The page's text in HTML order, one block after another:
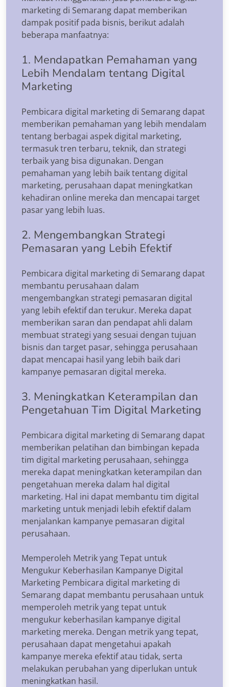
marketing di Semarang dapat memberikan
dampak positif pada bisnis, berikut adalah
beberapa manfaatnya:
1. Mendapatkan Pemahaman yang
Lebih Mendalam tentang Digital
Marketing
Pembicara digital marketing di Semarang dapat
memberikan pemahaman yang lebih mendalam
tentang berbagai aspek digital marketing,
termasuk tren terbaru, teknik, dan strategi
terbaik yang bisa digunakan. Dengan
pemahaman yang lebih baik tentang digital
marketing, perusahaan dapat meningkatkan
kehadiran online mereka dan mencapai target
pasar yang lebih luas.
2. Mengembangkan Strategi
Pemasaran yang Lebih Efektif
Pembicara digital marketing di Semarang dapat
membantu perusahaan dalam
mengembangkan strategi pemasaran digital
yang lebih efektif dan terukur. Mereka dapat
memberikan saran dan pendapat ahli dalam
membuat strategi yang sesuai dengan tujuan
bisnis dan target pasar, sehingga perusahaan
dapat mencapai hasil yang lebih baik dari
kampanye pemasaran digital mereka.
3. Meningkatkan Keterampilan dan
Pengetahuan Tim Digital Marketing
Pembicara digital marketing di Semarang dapat
memberikan pelatihan dan bimbingan kepada
tim digital marketing perusahaan, sehingga
mereka dapat meningkatkan keterampilan dan
pengetahuan mereka dalam hal digital
marketing. Hal ini dapat membantu tim digital
marketing untuk menjadi lebih efektif dalam
menjalankan kampanye pemasaran digital
perusahaan.
Memperoleh Metrik yang Tepat untuk
Mengukur Keberhasilan Kampanye Digital
Marketing Pembicara digital marketing di
Semarang dapat membantu perusahaan untuk
memperoleh metrik yang tepat untuk
mengukur keberhasilan kampanye digital
marketing mereka. Dengan metrik yang tepat,
perusahaan dapat mengetahui apakah
kampanye mereka efektif atau tidak, serta
melakukan perubahan yang diperlukan untuk
meningkatkan hasil.